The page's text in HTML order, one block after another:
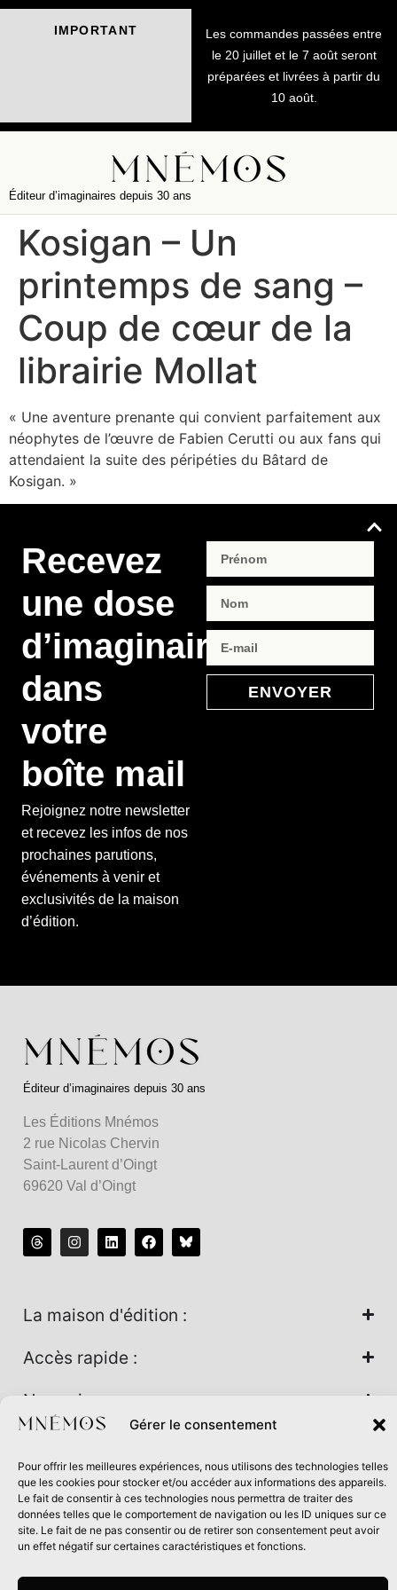
Gérer le consentement
Pour offrir les meilleures expériences, nous utilisons des technologies telles
que les cookies pour stocker et/ou accéder aux informations des appareils.
Le fait de consentir à ces technologies nous permettra de traiter des
données telles que le comportement de navigation ou les ID uniques sur ce
site. Le fait de ne pas consentir ou de retirer son consentement peut avoir
un effet négatif sur certaines caractéristiques et fonctions.
IMPORTANT
Les commandes passées entre
le 20 juillet et le 7 août seront
préparées et livrées à partir du
10 août.
Éditeur d’imaginaires depuis 30 ans
Kosigan – Un
printemps de sang –
Coup de cœur de la
librairie Mollat
« Une aventure prenante qui convient parfaitement aux
néophytes de l’œuvre de Fabien Cerutti ou aux fans qui
attendaient la suite des péripéties du Bâtard de
Kosigan. »
Recevez
une dose
d’imaginaire
dans
votre
boîte mail
Rejoignez notre newsletter
et recevez les infos de nos
prochaines parutions,
événements à venir et
exclusivités de la maison
d’édition.
ENVOYER
Éditeur d’imaginaires depuis 30 ans
Les Éditions Mnémos
2 rue Nicolas Chervin
Saint-Laurent d’Oingt
69620 Val d’Oingt
La maison d'édition :
Accès rapide :
Nos univers :
Maison d’édition soutenue par la DRAC Auvergne-Rhône-
Alpes et la Région Auvergne-Rhône-Alpes dans le cadre du
Contrat de filière Livre 2024